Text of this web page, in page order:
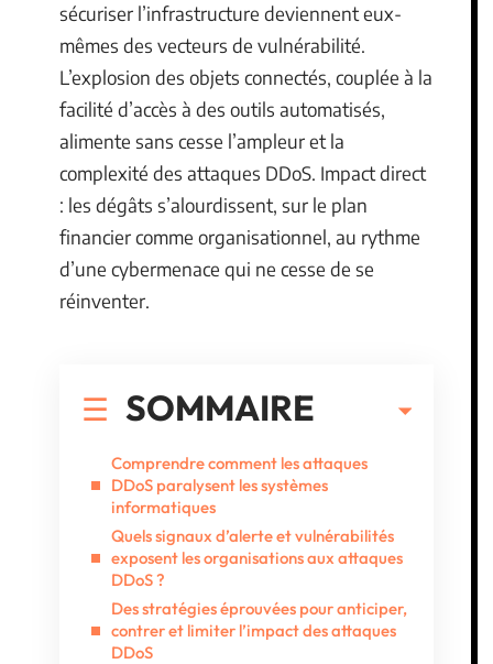
sécuriser l’infrastructure deviennent eux-
mêmes des vecteurs de vulnérabilité.
L’explosion des objets connectés, couplée à la
facilité d’accès à des outils automatisés,
alimente sans cesse l’ampleur et la
complexité des attaques DDoS. Impact direct
: les dégâts s’alourdissent, sur le plan
financier comme organisationnel, au rythme
d’une cybermenace qui ne cesse de se
réinventer.
SOMMAIRE
Comprendre comment les attaques
DDoS paralysent les systèmes
informatiques
Quels signaux d’alerte et vulnérabilités
exposent les organisations aux attaques
DDoS ?
Des stratégies éprouvées pour anticiper,
contrer et limiter l’impact des attaques
DDoS